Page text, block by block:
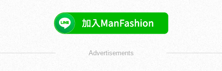
Advertisements